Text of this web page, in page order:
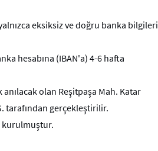
eksiksiz ve doğru banka bilgileri
hesabına (IBAN'a) 4-6 hafta
anılacak olan Reşitpaşa Mah. Katar
tarafından gerçekleştirilir.
kurulmuştur.